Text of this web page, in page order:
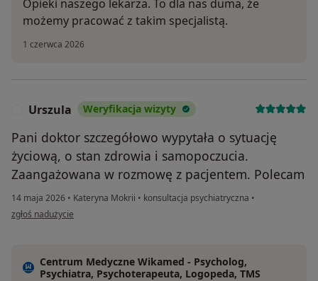
Opieki naszego lekarza. To dla nas duma, że
możemy pracować z takim specjalistą.
1 czerwca 2026
Urszula Weryfikacja wizyty
Pani doktor szczegółowo wypytała o sytuację
życiową, o stan zdrowia i samopoczucia.
Zaangażowana w rozmowę z pacjentem. Polecam
14 maja 2026 • Kateryna Mokrii • konsultacja psychiatryczna •
w opinii użytkownika Urszula
zgłoś nadużycie
Centrum Medyczne Wikamed - Psycholog,
Psychiatra, Psychoterapeuta, Logopeda, TMS